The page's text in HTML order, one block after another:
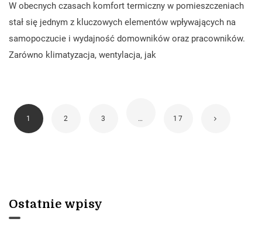
W obecnych czasach komfort termiczny w pomieszczeniach
stał się jednym z kluczowych elementów wpływających na
samopoczucie i wydajność domowników oraz pracowników.
Zarówno klimatyzacja, wentylacja, jak
1 2 3 … 17
Ostatnie wpisy